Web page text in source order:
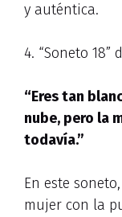
y auténtica.
4. “Soneto 18”
“Eres tan
nube, pero la
todavía.”
En este
mujer con la